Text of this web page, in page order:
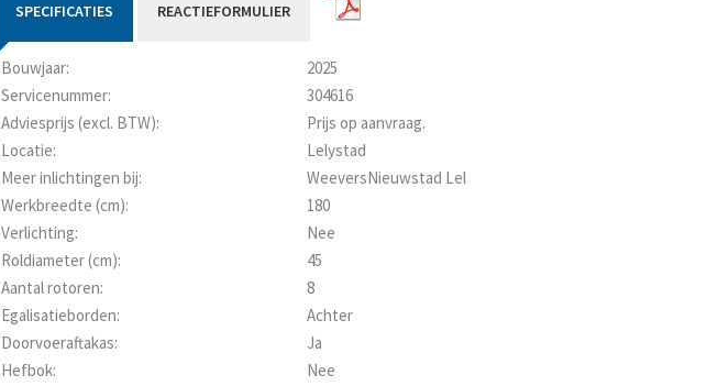
SPECIFICATIES REACTIEFORMULIER
Bouwjaar:
2025
Servicenummer:
304616
Adviesprijs (excl. BTW):
Prijs op aanvraag.
Locatie:
Lelystad
Meer inlichtingen bij:
WeeversNieuwstad Lel
Werkbreedte (cm):
180
Verlichting:
Nee
Roldiameter (cm):
45
Aantal rotoren:
8
Egalisatieborden:
Achter
Doorvoeraftakas:
Ja
Hefbok:
Nee